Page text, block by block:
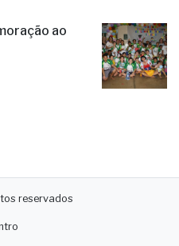
ao
reservados